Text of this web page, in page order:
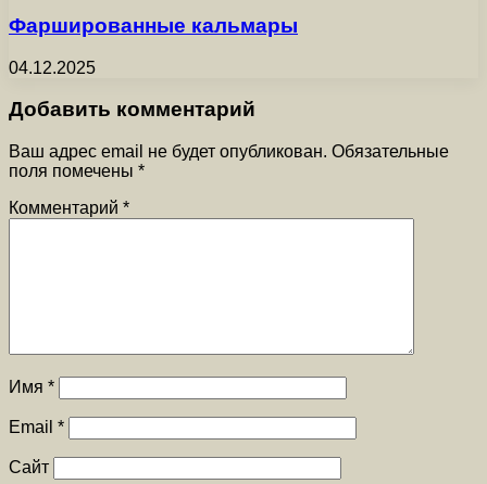
Фаршированные кальмары
04.12.2025
Добавить комментарий
Ваш адрес email не будет опубликован. Обязательные
поля помечены *
Комментарий *
Имя *
Email *
Сайт